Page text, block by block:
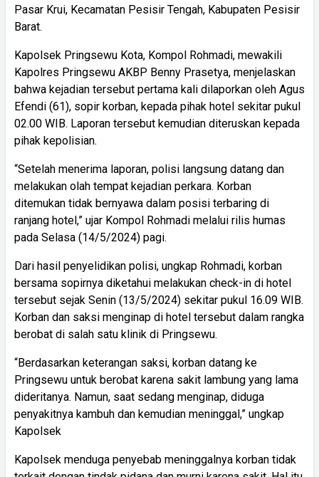
Pasar Krui, Kecamatan Pesisir Tengah, Kabupaten Pesisir
Barat.
Kapolsek Pringsewu Kota, Kompol Rohmadi, mewakili
Kapolres Pringsewu AKBP Benny Prasetya, menjelaskan
bahwa kejadian tersebut pertama kali dilaporkan oleh Agus
Efendi (61), sopir korban, kepada pihak hotel sekitar pukul
02.00 WIB. Laporan tersebut kemudian diteruskan kepada
pihak kepolisian.
“Setelah menerima laporan, polisi langsung datang dan
melakukan olah tempat kejadian perkara. Korban
ditemukan tidak bernyawa dalam posisi terbaring di
ranjang hotel,” ujar Kompol Rohmadi melalui rilis humas
pada Selasa (14/5/2024) pagi.
Dari hasil penyelidikan polisi, ungkap Rohmadi, korban
bersama sopirnya diketahui melakukan check-in di hotel
tersebut sejak Senin (13/5/2024) sekitar pukul 16.09 WIB.
Korban dan saksi menginap di hotel tersebut dalam rangka
berobat di salah satu klinik di Pringsewu.
“Berdasarkan keterangan saksi, korban datang ke
Pringsewu untuk berobat karena sakit lambung yang lama
dideritanya. Namun, saat sedang menginap, diduga
penyakitnya kambuh dan kemudian meninggal,” ungkap
Kapolsek
Kapolsek menduga penyebab meninggalnya korban tidak